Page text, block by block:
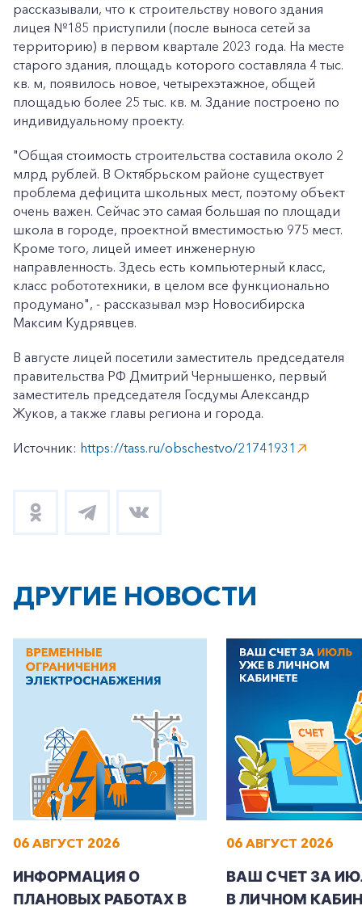
+7-800-700-24-57
Заказать обратный звонок
Частным клиентам
Корпоративным клиентам
рассказывали, что к строительству нового здания
лицея №185 приступили (после выноса сетей за
территорию) в первом квартале 2023 года. На месте
старого здания, площадь которого составляла 4 тыс.
кв. м, появилось новое, четырехэтажное, общей
площадью более 25 тыс. кв. м. Здание построено по
индивидуальному проекту.
"Общая стоимость строительства составила около 2
млрд рублей. В Октябрьском районе существует
проблема дефицита школьных мест, поэтому объект
очень важен. Сейчас это самая большая по площади
школа в городе, проектной вместимостью 975 мест.
Кроме того, лицей имеет инженерную
направленность. Здесь есть компьютерный класс,
класс робототехники, в целом все функционально
продумано", - рассказывал мэр Новосибирска
Максим Кудрявцев.
В августе лицей посетили заместитель председателя
правительства РФ Дмитрий Чернышенко, первый
заместитель председателя Госдумы Александр
Жуков, а также главы региона и города.
Источник: https://tass.ru/obschestvo/21741931
ДРУГИЕ НОВОСТИ
06 АВГУСТ 2026
ИНФОРМАЦИЯ О
ПЛАНОВЫХ РАБОТАХ В
06 АВГУСТ 2026
ВАШ СЧЕТ ЗА
В ЛИЧНОМ